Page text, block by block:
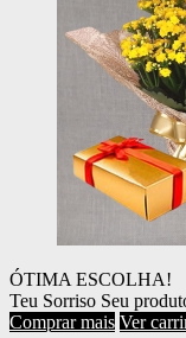
ÓTIMA ESCOLHA!
Teu Sorriso Seu
Comprar mais Ver